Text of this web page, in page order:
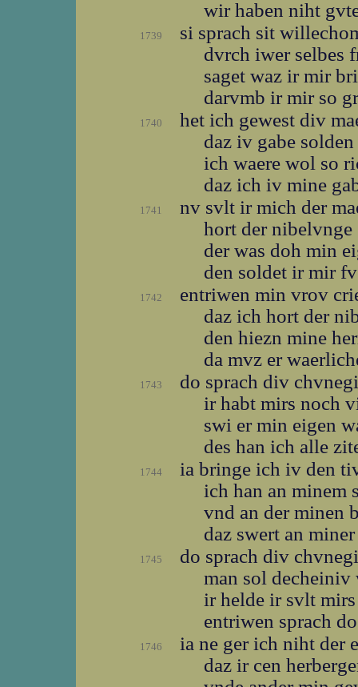
wir haben niht
1739
si sprach sit
dvrch iwer selbes
saget waz ir mir
darvmb ir mir so
1740
het ich gewest div
daz iv gabe solden
ich waere wol so
daz ich iv mine
1741
nv svlt ir mich der
hort der nibelvnge
der was doh min
den soldet ir mir
1742
entriwen min vrov
daz ich hort der
den hiezn mine
da mvz er
1743
do sprach div
ir habt mirs noch
swi er min eigen
des han ich alle
1744
ia bringe ich iv den
ich han an minem
vnd an der minen
daz swert an
1745
do sprach div
man sol
ir helde ir svlt
entriwen sprach
1746
ia ne ger ich niht der
daz ir cen